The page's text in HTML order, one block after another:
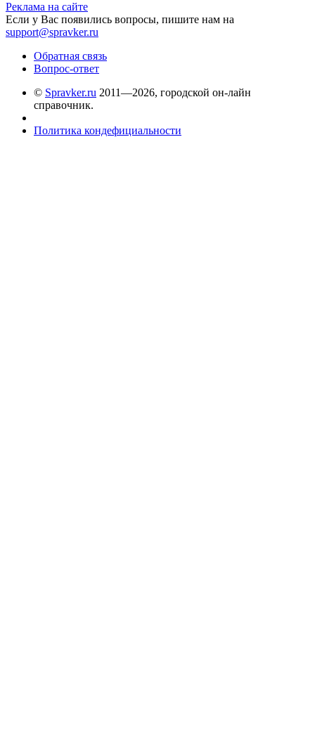
Реклама на сайте
Если у Вас появились вопросы, пишите нам на
support@spravker.ru
Обратная связь
Вопрос-ответ
© Spravker.ru 2011—2026, городской он-лайн
справочник.
Политика кондефициальности